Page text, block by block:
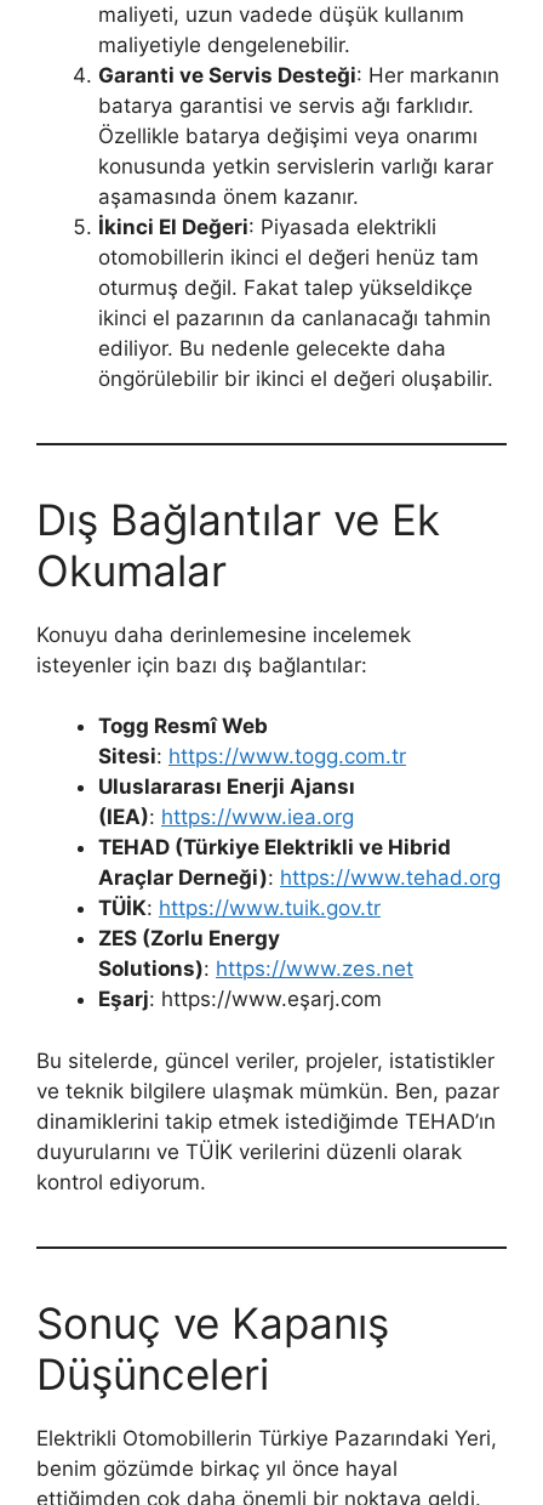
maliyeti, uzun vadede düşük kullanım
maliyetiyle dengelenebilir.
Garanti ve Servis Desteği: Her markanın
batarya garantisi ve servis ağı farklıdır.
Özellikle batarya değişimi veya onarımı
konusunda yetkin servislerin varlığı karar
aşamasında önem kazanır.
İkinci El Değeri: Piyasada elektrikli
otomobillerin ikinci el değeri henüz tam
oturmuş değil. Fakat talep yükseldikçe
ikinci el pazarının da canlanacağı tahmin
ediliyor. Bu nedenle gelecekte daha
öngörülebilir bir ikinci el değeri oluşabilir.
Dış Bağlantılar ve Ek
Okumalar
Konuyu daha derinlemesine incelemek
isteyenler için bazı dış bağlantılar:
Togg Resmî Web
Sitesi: https://www.togg.com.tr
Uluslararası Enerji Ajansı
(IEA): https://www.iea.org
TEHAD (Türkiye Elektrikli ve Hibrid
Araçlar Derneği): https://www.tehad.org
TÜİK: https://www.tuik.gov.tr
ZES (Zorlu Energy
Solutions): https://www.zes.net
Eşarj: https://www.eşarj.com
Bu sitelerde, güncel veriler, projeler, istatistikler
ve teknik bilgilere ulaşmak mümkün. Ben, pazar
dinamiklerini takip etmek istediğimde TEHAD’ın
duyurularını ve TÜİK verilerini düzenli olarak
kontrol ediyorum.
Sonuç ve Kapanış
Düşünceleri
Elektrikli Otomobillerin Türkiye Pazarındaki Yeri,
benim gözümde birkaç yıl önce hayal
ettiğimden çok daha önemli bir noktaya geldi.